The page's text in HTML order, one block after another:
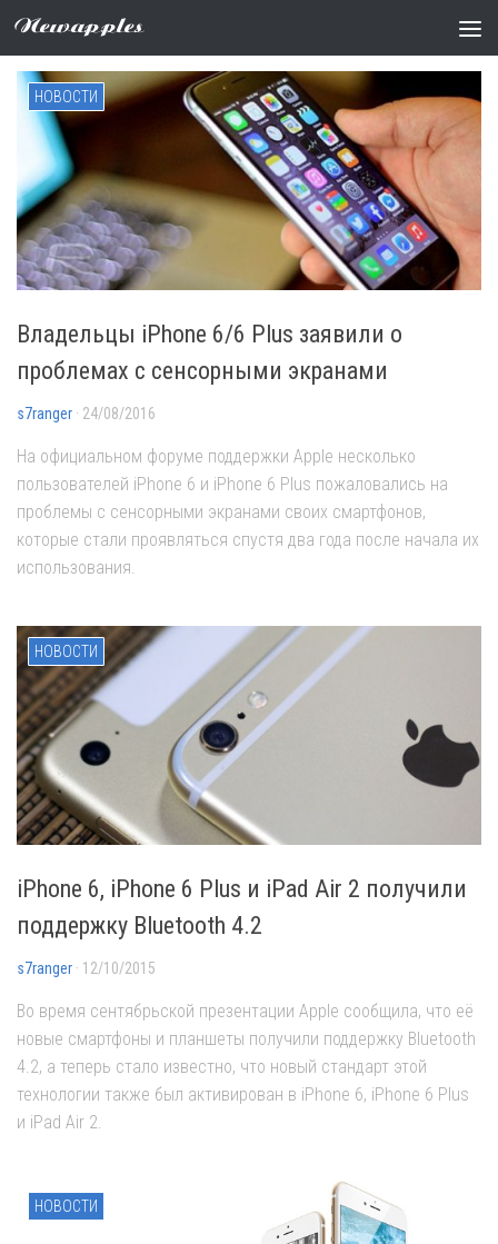
Newapples
Метки:iPhone 6 Plus
НОВОСТИ
Владельцы iPhone 6/6 Plus заявили о
проблемах с сенсорными экранами
s7ranger · 24/08/2016
На официальном форуме поддержки Apple несколько
пользователей iPhone 6 и iPhone 6 Plus пожаловались на
проблемы с сенсорными экранами своих смартфонов,
которые стали проявляться спустя два года после начала их
использования.
НОВОСТИ
iPhone 6, iPhone 6 Plus и iPad Air 2 получили
поддержку Bluetooth 4.2
s7ranger · 12/10/2015
Во время сентябрьской презентации Apple сообщила, что её
новые смартфоны и планшеты получили поддержку Bluetooth
4.2, а теперь стало известно, что новый стандарт этой
технологии также был активирован в iPhone 6, iPhone 6 Plus
и iPad Air 2.
НОВОСТИ